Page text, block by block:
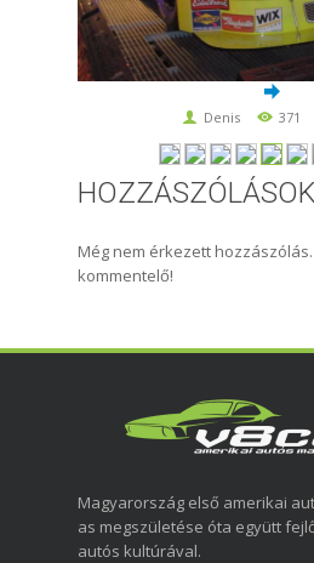
Denis 371
HOZZÁSZÓLÁSOK
Még nem érkezett
kommentelő!
Magyarország első amerikai
as megszületése óta együtt
autós kultúrával.